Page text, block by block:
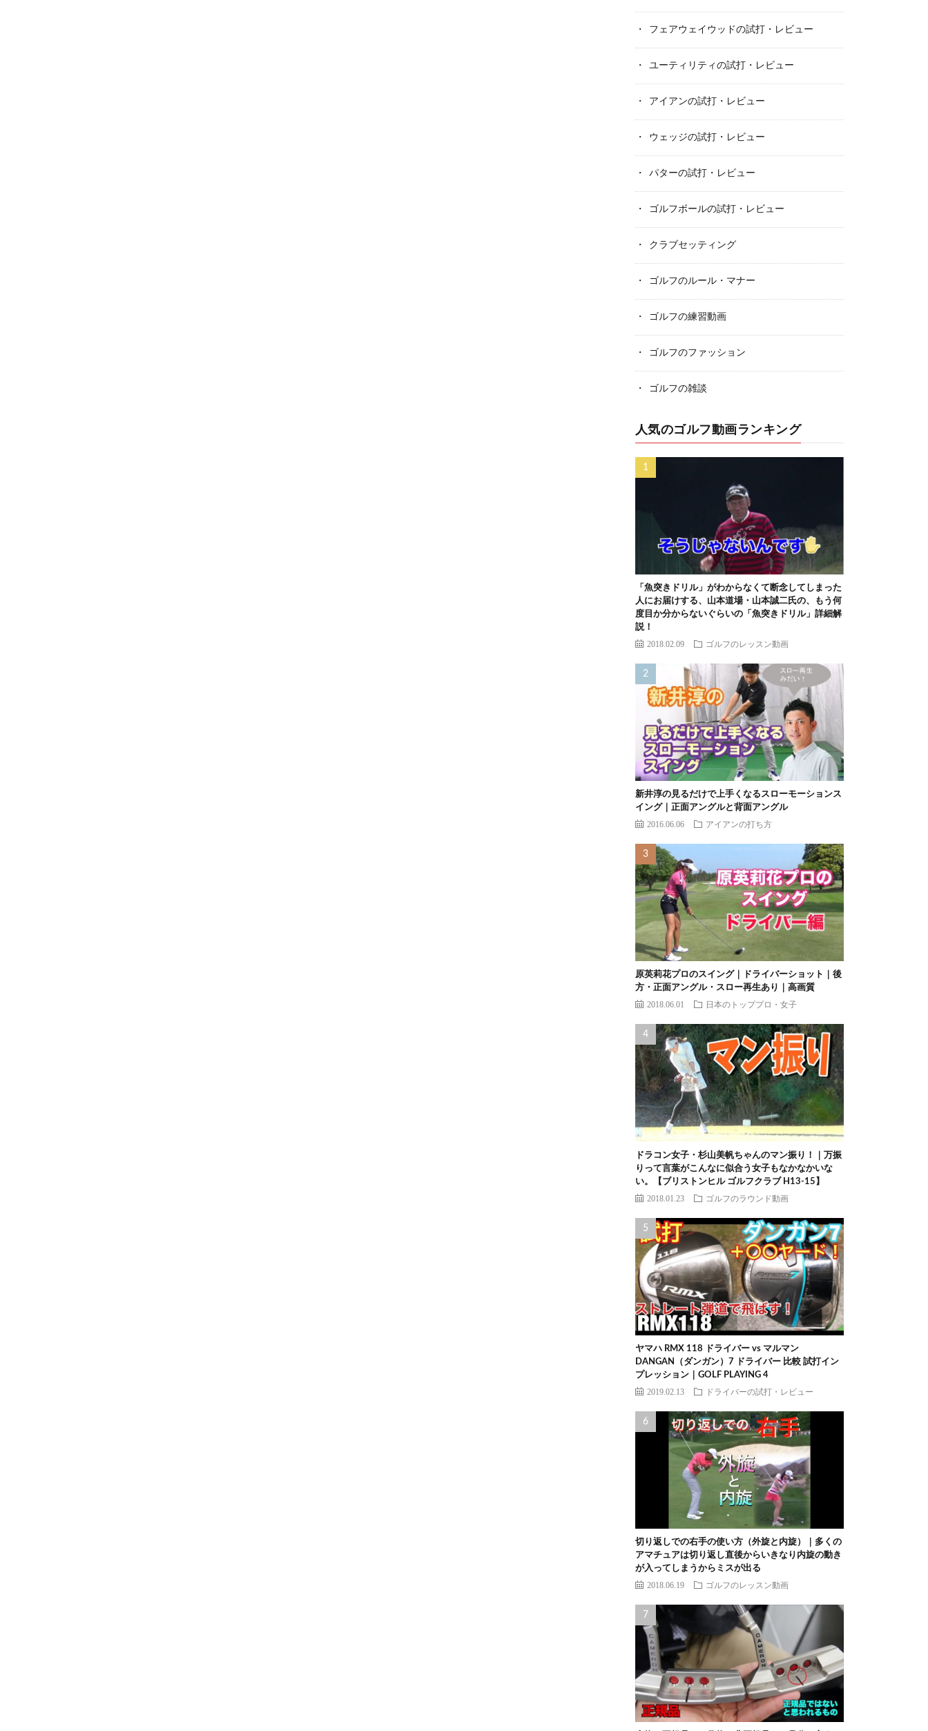
フェアウェイウッドの試打・レビュー
ユーティリティの試打・レビュー
アイアンの試打・レビュー
ウェッジの試打・レビュー
パターの試打・レビュー
ゴルフボールの試打・レビュー
クラブセッティング
ゴルフのルール・マナー
ゴルフの練習動画
ゴルフのファッション
ゴルフの雑談
人気のゴルフ動画ランキング
「魚突きドリル」がわからなくて断念してしまった
人にお届けする、山本道場・山本誠二氏の、もう何
度目か分からないぐらいの「魚突きドリル」詳細解
説！
2018.02.09 ゴルフのレッスン動画
新井淳の見るだけで上手くなるスローモーションス
イング｜正面アングルと背面アングル
2016.06.06 アイアンの打ち方
原英莉花プロのスイング｜ドライバーショット｜後
方・正面アングル・スロー再生あり｜高画質
2018.06.01 日本のトッププロ・女子
ドラコン女子・杉山美帆ちゃんのマン振り！｜万振
りって言葉がこんなに似合う女子もなかなかいな
い。【ブリストンヒル ゴルフクラブ H13-15】
2018.01.23 ゴルフのラウンド動画
ヤマハ RMX 118 ドライバー vs マルマン
DANGAN（ダンガン）7 ドライバー 比較 試打イン
プレッション｜GOLF PLAYING 4
2019.02.13 ドライバーの試打・レビュー
切り返しでの右手の使い方（外旋と内旋）｜多くの
アマチュアは切り返し直後からいきなり内旋の動き
が入ってしまうからミスが出る
2018.06.19 ゴルフのレッスン動画